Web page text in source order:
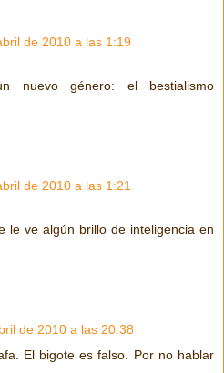
de 2010 a las 1:19
nuevo género: el bestialismo
de 2010 a las 1:21
le ve algún brillo de inteligencia en
de 2010 a las 20:38
El bigote es falso. Por no hablar